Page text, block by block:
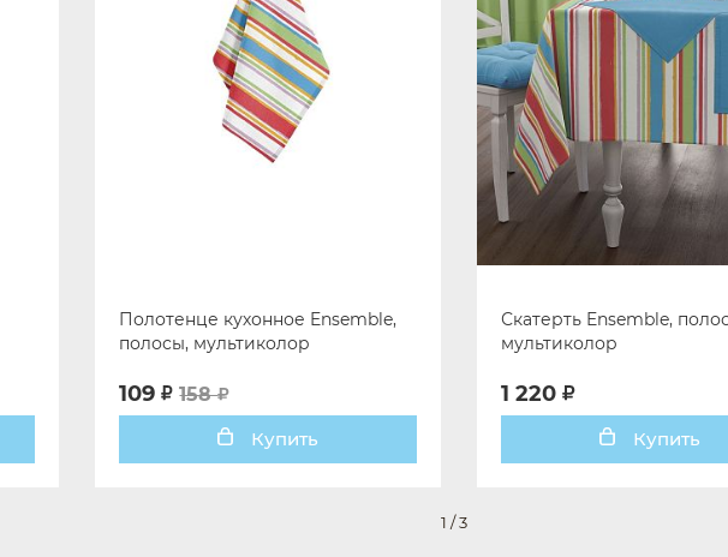
Полотенце кухонное Ensemble,
полосы, мультиколор
109
158
Купить
Скатерть Ensemble,
мультиколор
1 220
Купить
1 /3